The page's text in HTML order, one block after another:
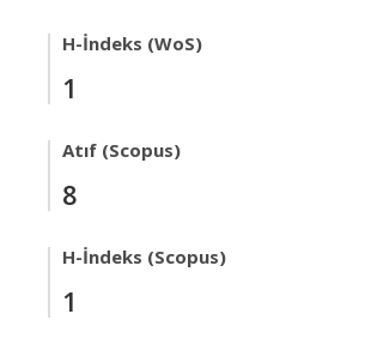
H-İndeks (WoS)
1
Atıf (Scopus)
8
H-İndeks (Scopus)
1